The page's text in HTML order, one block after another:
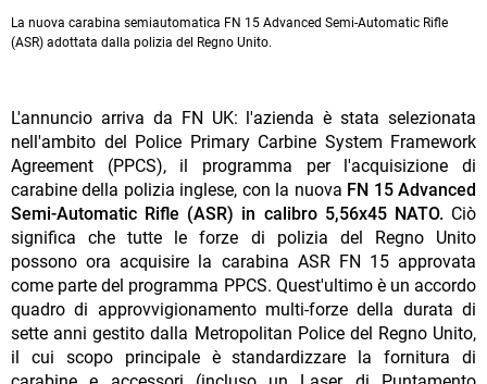
La nuova carabina semiautomatica FN 15 Advanced Semi-Automatic Rifle
(ASR) adottata dalla polizia del Regno Unito.
L'annuncio arriva da FN UK: l'azienda è stata selezionata
nell'ambito del Police Primary Carbine System Framework
Agreement (PPCS), il programma per l'acquisizione di
carabine della polizia inglese, con la nuova FN 15 Advanced
Semi-Automatic Rifle (ASR) in calibro 5,56x45 NATO.Ciò
significa che tutte le forze di polizia del Regno Unito
possono ora acquisire la carabina ASR FN 15 approvata
come parte del programma PPCS. Quest'ultimo è un accordo
quadro di approvvigionamento multi-forze della durata di
sette anni gestito dalla Metropolitan Police del Regno Unito,
il cui scopo principale è standardizzare la fornitura di